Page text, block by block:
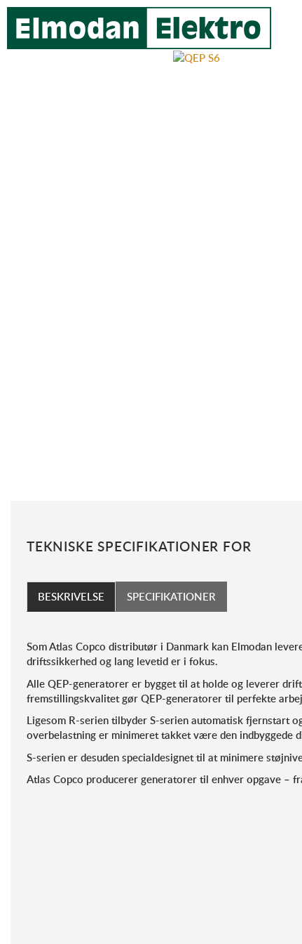
TEKNISKE SPECIFIKATIONER FOR
BESKRIVELSE SPECIFIKATIONER
Som Atlas Copco distributør i Danmark kan Elmodan
driftssikkerhed og lang levetid er i fokus.
Alle QEP-generatorer er bygget til at holde og leverer
fremstillingskvalitet gør QEP-generatorer til perfekte
Ligesom R-serien tilbyder S-serien automatisk fjernstart
overbelastning er minimeret takket være den indbyggede
S-serien er desuden specialdesignet til at minimere
Atlas Copco producerer generatorer til enhver opgave –